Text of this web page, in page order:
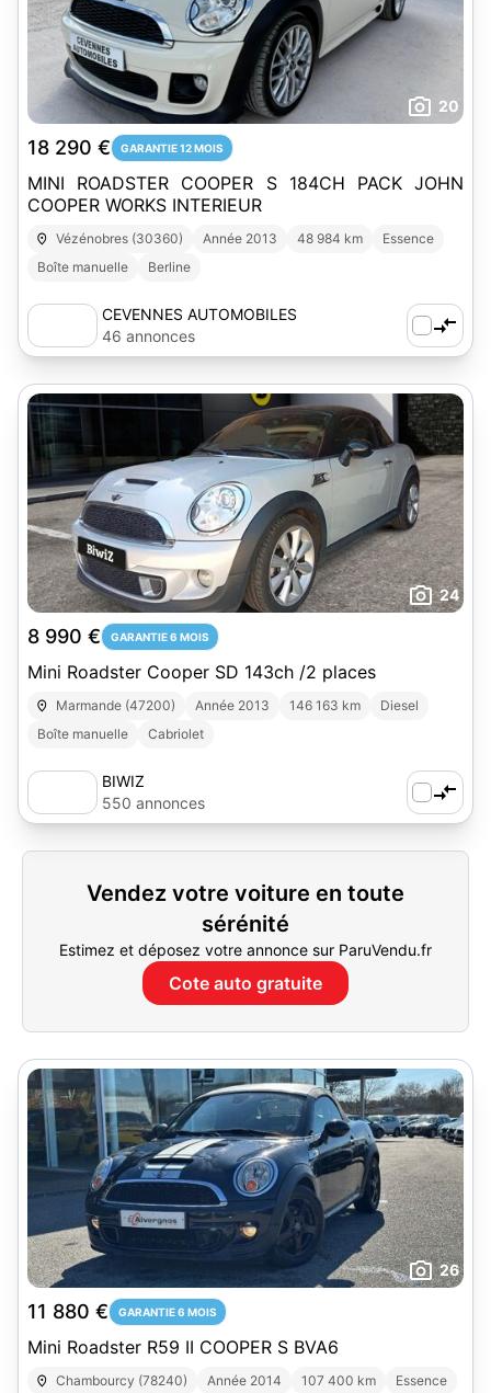
20
18 290 € GARANTIE 12 MOIS
MINI ROADSTER COOPER S 184CH PACK JOHN
COOPER WORKS INTERIEUR
Vézénobres (30360) Année 2013 48 984 km
Essence
Boîte manuelle
Berline
CEVENNES AUTOMOBILES
46 annonces
24
8 990 € GARANTIE 6 MOIS
Mini Roadster Cooper SD 143ch /2 places
Marmande (47200) Année 2013 146 163 km
Diesel
Boîte manuelle
Cabriolet
BIWIZ
550 annonces
Vendez votre voiture en toute
sérénité
Estimez et déposez votre annonce sur ParuVendu.fr
Cote auto gratuite
26
11 880 € GARANTIE 6 MOIS
Mini Roadster R59 II COOPER S BVA6
Chambourcy (78240) Année 2014 107 400 km
Essence